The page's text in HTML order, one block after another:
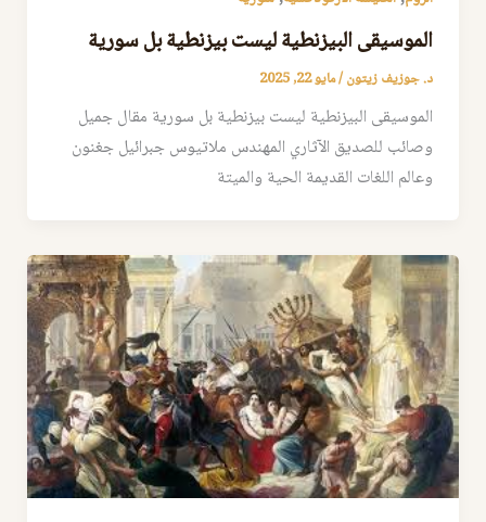
الموسيقى البيزنطية ليست بيزنطية بل سورية
د. جوزيف زيتون/مايو 22, 2025
الموسيقى البيزنطية ليست بيزنطية بل سورية مقال جميل
وصائب للصديق الآثاري المهندس ملاتيوس جبرائيل جغنون
وعالم اللغات القديمة الحية والميتة